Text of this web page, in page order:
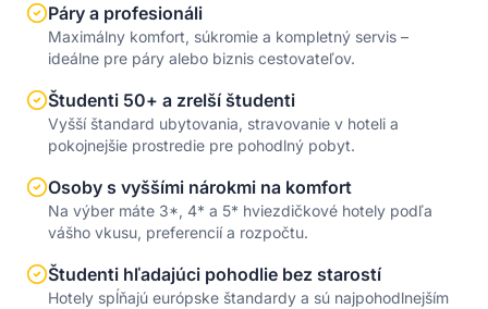
Páry a profesionáli
Maximálny komfort, súkromie a kompletný servis –
ideálne pre páry alebo biznis cestovateľov.
Študenti 50+ a zrelší študenti
Vyšší štandard ubytovania, stravovanie v hoteli a
pokojnejšie prostredie pre pohodlný pobyt.
Osoby s vyššími nárokmi na komfort
Na výber máte 3*, 4* a 5* hviezdičkové hotely podľa
vášho vkusu, preferencií a rozpočtu.
Študenti hľadajúci pohodlie bez starostí
Hotely spĺňajú európske štandardy a sú najpohodlnejším